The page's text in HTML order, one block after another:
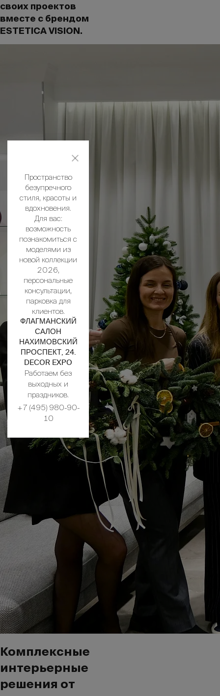
своих проектов
вместе с брендом
ESTETICA VISION.
Комплексные
интерьерные
решения от
Пространство
безупречного
стиля, красоты и
вдохновения.
Для вас:
возможность
познакомиться с
моделями из
новой коллекции
2026,
персональные
консультации,
парковка для
клиентов.
ФЛАГМАНСКИЙ
САЛОН
НАХИМОВСКИЙ
ПРОСПЕКТ, 24.
DECOR EXPO
Работаем без
выходных и
праздников.
+7 (495) 980-90-
10